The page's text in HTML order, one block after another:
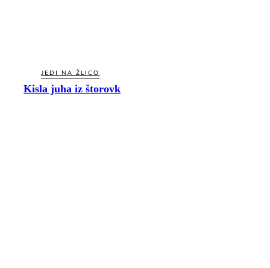
JEDI NA ŽLICO
Kisla juha iz štorovk